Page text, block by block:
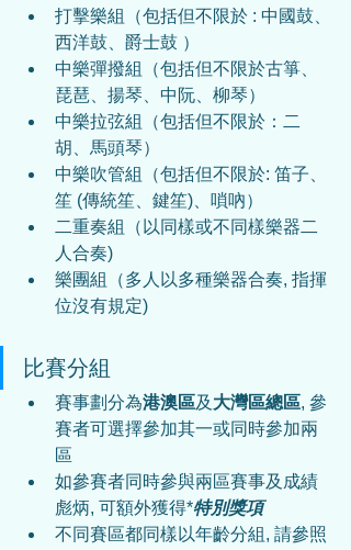
打擊樂組（包括但不限於 : 中國鼓、
西洋鼓、爵士鼓 ）
中樂彈撥組（包括但不限於古箏、
琵琶、揚琴、中阮、柳琴）
中樂拉弦組（包括但不限於：二
胡、馬頭琴）
中樂吹管組（包括但不限於: 笛子、
笙 (傳統笙、鍵笙)、嗩吶）
二重奏組（以同樣或不同樣樂器二
人合奏)
樂團組（多人以多種樂器合奏, 指揮
位沒有規定)
比賽分組
賽事劃分為港澳區及 大灣區總區, 參
賽者可選擇參加其一或同時參加兩
區
如參賽者同時參與兩區賽事及成績
彪炳, 可額外獲得*特別獎項
不同賽區都同樣以年齡分組, 請參照